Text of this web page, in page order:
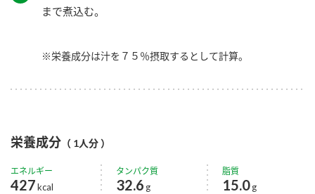
まで煮込む。
※栄養成分は汁を７５％摂取するとして計算。
栄養成分 （ 1人分 ）
エネルギー
427kcal
タンパク質
32.6 g
脂質
15.0 g